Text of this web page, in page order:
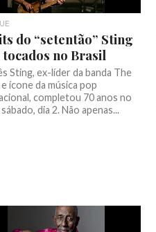
do “setentão” Sting
tocados no Brasil
Sting, ex-líder da banda The
ícone da música pop
completou 70 anos no
dia 2. Não apenas...